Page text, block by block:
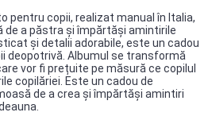
pentru copii, realizat manual în Italia,
a păstra și împărtăși amintirile
și detalii adorabile, este un cadou
deopotrivă. Albumul se transformă
vor fi prețuite pe măsură ce copilul
copilăriei. Este un cadou de
de a crea și împărtăși amintiri